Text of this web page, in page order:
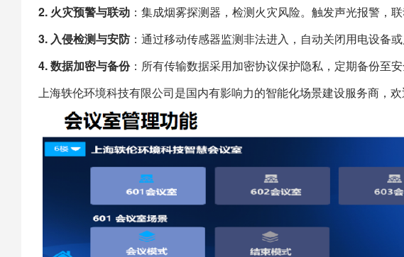
2. 火灾预警与联动 ：集成烟雾探测器，检测火灾风险。触发声光报警，
3. 入侵检测与安防 ：通过移动传感器监测非法进入，自动关闭用电设备
4. 数据加密与备份：所有传输数据采用加密协议保护隐私，定期备份至
上海轶伦环境科技有限公司是国内有影响力的智能化场景建设服务商，欢